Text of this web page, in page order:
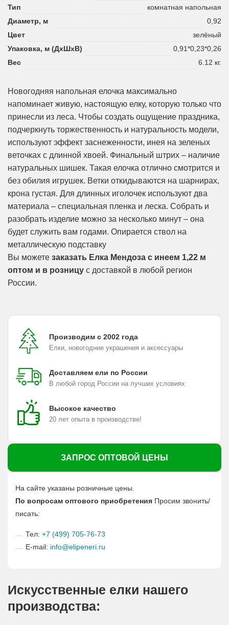
Тип
комнатная напольная
Диаметр, м
0,92
Цвет
зелёный
Упаковка, м (ДхШхВ)
0,91*0,23*0,26
Вес
6.12 кг.
Новогодняя напольная елочка максимально
напоминает живую, настоящую елку, которую только что
принесли из леса. Чтобы создать ощущение праздника,
подчеркнуть торжественность и натуральность модели,
используют эффект заснеженности, инея на зеленых
веточках с длинной хвоей. Финальный штрих – наличие
натуральных шишек. Такая елочка отлично смотрится и
без обилия игрушек. Ветки откидываются на шарнирах,
крона густая. Для длинных иголочек используют два
материала – специальная пленка и леска. Собрать и
разобрать изделие можно за несколько минут – она
будет служить вам годами. Опирается ствол на
металлическую подставку
Вы можете заказать Елка Мендоза с инеем 1,22 м
оптом и в розницу с доставкой в любой регион
России.
Производим с 2002 года
Елки, новогодние украшения и аксессуары
Доставляем ели по России
В любой город России на лучших условиях
Высокое качество
20 лет опыта в производстве!
ЗАПРОС ОПТОВОЙ ЦЕНЫ
На сайте указаны розничные цены.
По вопросам оптового приобретения Просим звонить/
писать:
Тел: +7 (499) 705-76-73
E-mail: info@elipeneri.ru
Искусственные елки нашего
производства: